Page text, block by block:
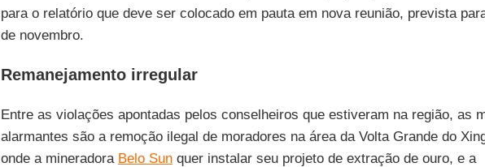
para o relatório que deve ser colocado em pauta em nova reunião, prevista
de novembro.
Remanejamento irregular
Entre as violações apontadas pelos conselheiros que estiveram na região, as
alarmantes são a remoção ilegal de moradores na área da Volta Grande do
onde a mineradora Belo Sunquer instalar seu projeto de extração de ouro, e a